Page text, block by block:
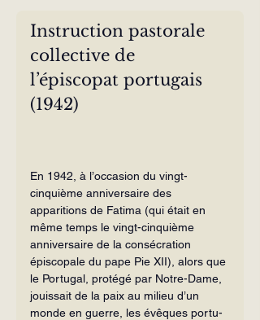
Instruction pastorale
collective de
l’épiscopat portugais
(1942)
En 1942, à l’occasion du vingt-
cinquième anniversaire des
apparitions de Fatima (qui était en
même temps le vingt-cin­quième
anniversaire de la consécration
épiscopale du pape Pie XII), alors que
le Portugal, protégé par Notre-Dame,
jouissait de la paix au milieu d’un
monde en guerre, les évêques portu­